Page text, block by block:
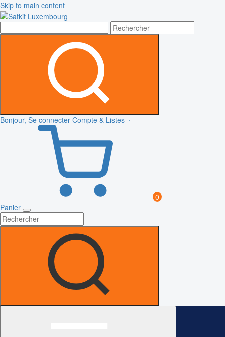
Skip to main content
Bonjour, Se connecter Compte & Listes
0
Panier